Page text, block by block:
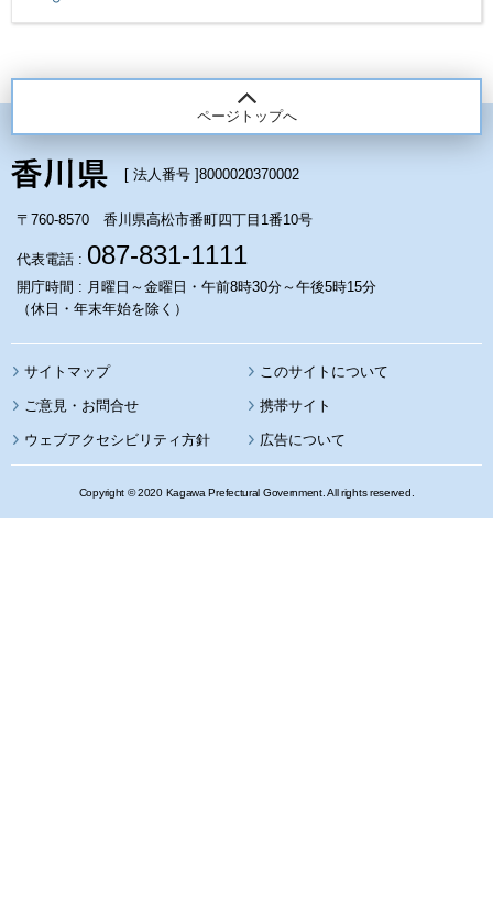
ページトップへ
[ 法人番号 ]8000020370002
〒760-8570 香川県高松市番町四丁目1番10号
代表電話 : 087-831-1111
開庁時間 : 月曜日～金曜日・午前8時30分～午後5時15分
（休日・年末年始を除く）
サイトマップ このサイトについて
携帯サイト
ウェブアクセシビリティ方針 広告について
Copyright © 2020 Kagawa Prefectural Government. All rights reserved.